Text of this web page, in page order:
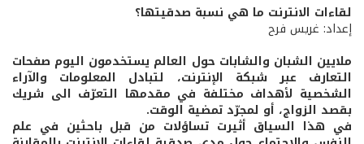
لقاءات الانترنت ما هي نسبة صدقيتها؟
إعداد: غريس فرح
ملايين الشبان والشابات حول العالم يستخدمون اليوم صفحات
التعارف عبر شبكة الإنترنت، لتبادل المعلومات والآراء
الشخصية لأهداف مختلفة في مقدمها التعرّف الى شريك
بقصد الزواج، أو لمجرّد تمضية الوقت.
في هذا السياق أثيرت تساؤلات من قبل باحثين في علم